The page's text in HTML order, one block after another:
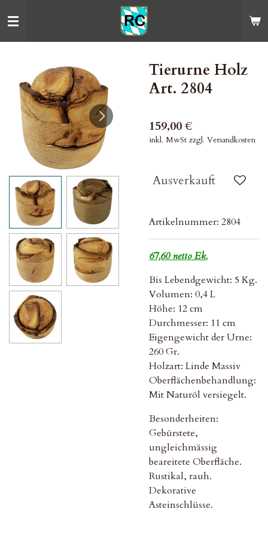
Hauptinhalt
springen
Tierurne Holz
Art. 2804
159,00 €
inkl. MwSt zzgl. Versandkosten
Ausverkauft
Artikelnummer: 2804
67,60 netto Ek.
Bis Lebendgewicht: 5 Kg.
Volumen: 0,4 L
Höhe: 12 cm
Durchmesser: 11 cm
Eigengewicht der Urne:
260 Gr.
Holzart: Linde Massiv
Oberflächenbehandlung:
Mit Naturöl versiegelt.
Besonderheiten:
Gebürstete,
ungleichmässig
beareitete Oberfläche.
Rustikal, rauh.
Dekorative
Asteinschlüsse.